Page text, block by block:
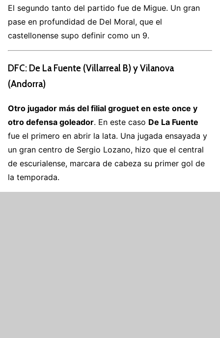
El segundo tanto del partido fue de Migue. Un gran
pase en profundidad de Del Moral, que el
castellonense supo definir como un 9.
DFC: De La Fuente (Villarreal B) y Vilanova
(Andorra)
Otro jugador más del filial groguet en este once y
otro defensa goleador. En este caso De La Fuente
fue el primero en abrir la lata. Una jugada ensayada y
un gran centro de Sergio Lozano, hizo que el central
de escurialense, marcara de cabeza su primer gol de
la temporada.